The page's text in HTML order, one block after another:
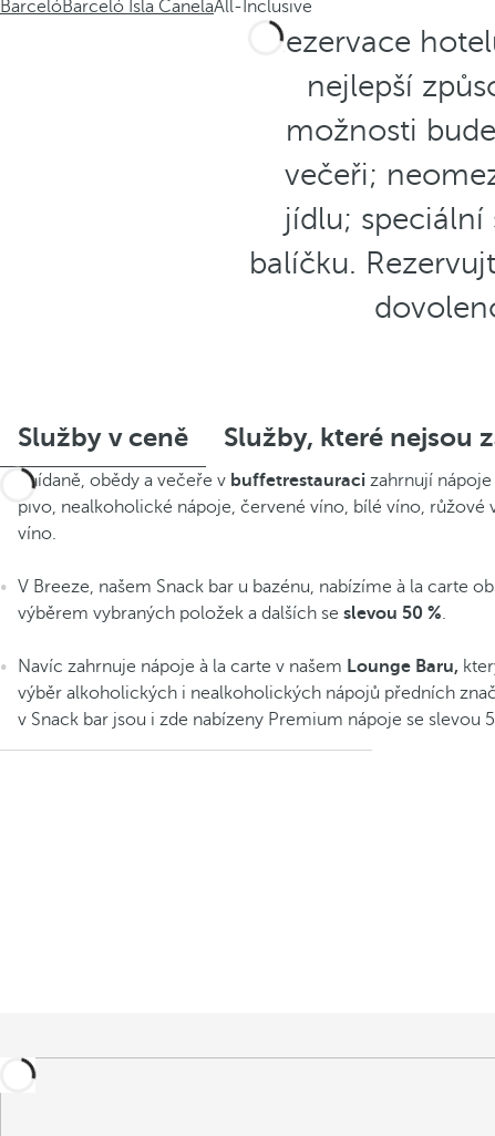
BarcelóBarceló Isla CanelaAll-Inclusive
Rezervace
nejlepší
možnosti
večeři;
jídlu; speciální
balíčku.
Služby v ceně Služby, které nejsou
Snídaně, obědy a večeře v buffetrestauraci zahrnují
pivo, nealkoholické nápoje, červené víno, bílé víno, růžové
víno.
V Breeze, našem Snack bar u bazénu, nabízíme à la carte
výběrem vybraných položek a dalších se slevou 50 %.
Navíc zahrnuje nápoje à la carte v našem Lounge Baru,
výběr alkoholických i nealkoholických nápojů předních
v Snack bar jsou i zde nabízeny Premium nápoje se slevou